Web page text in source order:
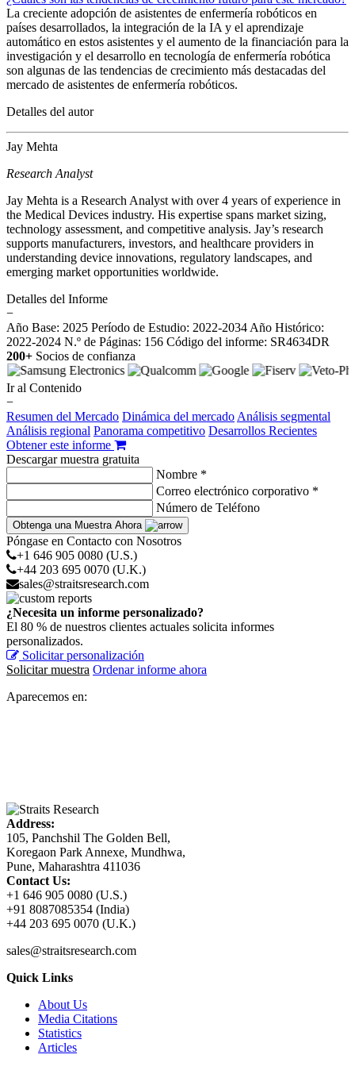
La creciente adopción de asistentes de enfermería robóticos en
países desarrollados, la integración de la IA y el aprendizaje
automático en estos asistentes y el aumento de la financiación para la
investigación y el desarrollo en tecnología de enfermería robótica
son algunas de las tendencias de crecimiento más destacadas del
mercado de asistentes de enfermería robóticos.
Detalles del autor
Jay Mehta
Research Analyst
Jay Mehta is a Research Analyst with over 4 years of experience in
the Medical Devices industry. His expertise spans market sizing,
technology assessment, and competitive analysis. Jay’s research
supports manufacturers, investors, and healthcare providers in
understanding device innovations, regulatory landscapes, and
emerging market opportunities worldwide.
Detalles del Informe
−
Año Base: 2025 Período de Estudio: 2022-2034 Año Histórico:
2022-2024 N.º de Páginas: 156 Código del informe: SR4634DR
200+ Socios de confianza
Ir al Contenido
−
Resumen del Mercado Dinámica del mercado Análisis segmental
Análisis regional Panorama competitivo Desarrollos Recientes
Obtener este informe
Descargar muestra gratuita
Nombre *
Correo electrónico corporativo *
Número de Teléfono
Obtenga una Muestra Ahora
Póngase en Contacto con Nosotros
+1 646 905 0080 (U.S.)
+44 203 695 0070 (U.K.)
sales@straitsresearch.com
¿Necesita un informe personalizado?
El 80 % de nuestros clientes actuales solicita informes
personalizados.
Solicitar personalización
Solicitar muestra Ordenar informe ahora
Aparecemos en:
Address:
105, Panchshil The Golden Bell,
Koregaon Park Annexe, Mundhwa,
Pune, Maharashtra 411036
Contact Us:
+1 646 905 0080 (U.S.)
+91 8087085354 (India)
+44 203 695 0070 (U.K.)
sales@straitsresearch.com
Quick Links
About Us
Media Citations
Statistics
Articles